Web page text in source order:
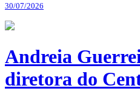
30/07/2026
Andreia
diretora do